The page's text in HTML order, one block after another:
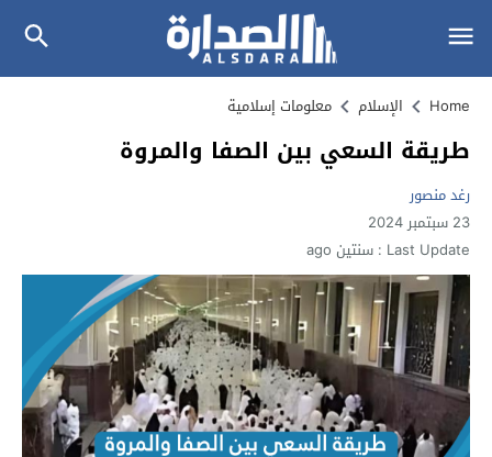
Home الإسلام معلومات إسلامية
طريقة السعي بين الصفا والمروة
رغد منصور
23 سبتمبر 2024
Last Update : سنتين ago